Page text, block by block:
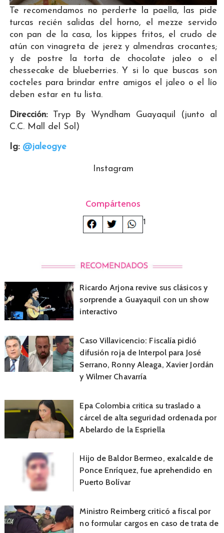
Te recomendamos no perderte la paella, las pide
turcas recién salidas del horno, el mezze servido
con pan de la casa, los kippes fritos, el crudo de
atún con vinagreta de jerez y almendras crocantes;
y de postre la torta de chocolate jaleo o el
chessecake de blueberries. Y si lo que buscas son
cocteles para brindar entre amigos el jaleo o el lío
deben estar en tu lista.
Dirección:Tryp By Wyndham Guayaquil (junto al
C.C. Mall del Sol)
Ig: @jaleogye
Instagram
Compártenos
1
Ricardo Arjona revive sus clásicos y
sorprende a Guayaquil con un show
interactivo
Caso Villavicencio: Fiscalía pidió
difusión roja de Interpol para José
Serrano, Ronny Aleaga, Xavier Jordán
y Wilmer Chavarría
Epa Colombia critica su traslado a
cárcel de alta seguridad ordenada por
Abelardo de la Espriella
Hijo de Baldor Bermeo, exalcalde de
Ponce Enríquez, fue aprehendido en
Puerto Bolívar
Ministro Reimberg criticó a fiscal por
no formular cargos en caso de trata de